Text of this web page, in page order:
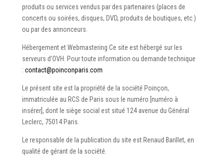
produits ou services vendus par des partenaires (places de
concerts ou soirées, disques, DVD, produits de boutiques, etc.)
ou par des annonceurs.
Hébergement et Webmastering Ce site est hébergé sur les
serveurs d’OVH. Pour toute information ou demande technique
: contact@poinconparis.com
Le présent site est la propriété de la société Poinçon,
immatriculée au RCS de Paris sous le numéro [numéro à
insérer], dont le siège social est situé 124 avenue du Général
Leclerc, 75014 Paris.
Le responsable de la publication du site est Renaud Barillet, en
qualité de gérant de la société.